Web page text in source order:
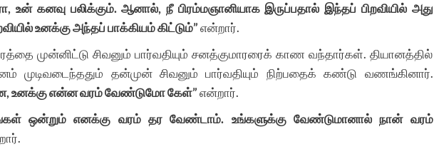
,உன் கனவு பலிக்கும்.ஆனால்,நீ பிரம்மஞானியாக இருப்பதால் இந்தப் பிறவியில் அது
உனக்குஅந்தப்பாக்கியம்கிட்டும்”என்றார்.
முன்னிட்டு சிவனும் பார்வதியும் சனத்குமாரரைக் காண வந்தார்கள். தியானத்தில்
முடிவடைந்ததும் தன்முன் சிவனும் பார்வதியும் நிற்பதைக் கண்டு வணங்கினார்.
,உனக்குஎன்னவரம்வேண்டுமோகேள்”என்றார்.
ஒன்றும் எனக்கு வரம் தர வேண்டாம். உங்களுக்கு வேண்டுமானால் நான் வரம்